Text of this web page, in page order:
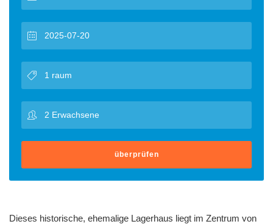
überprüfen
Dieses historische, ehemalige Lagerhaus liegt im Zentrum von